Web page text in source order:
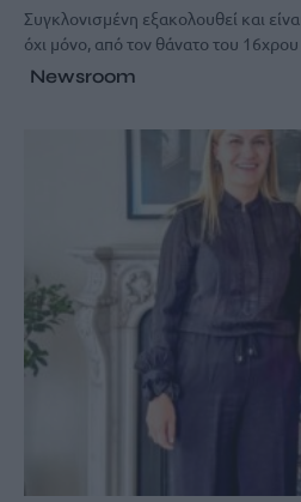
Συγκλονισμένη εξακολουθεί και
όχι μόνο, από τον θάνατο του
Newsroom